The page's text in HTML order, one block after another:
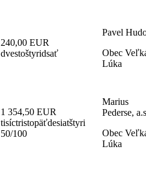
240,00 EUR
dvestoštyridsať
Pavel
Obec
Lúka
1 354,50 EUR
tisíctristopäťdesiatštyri
50/100
Marius
Pederse,
Obec
Lúka